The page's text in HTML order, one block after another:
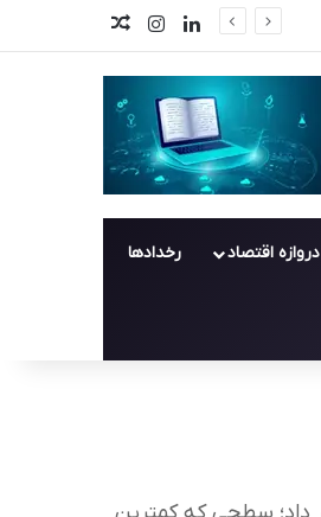
لینکدیناینستاگراماخبار تصادفی
اقتصاد رخدادها